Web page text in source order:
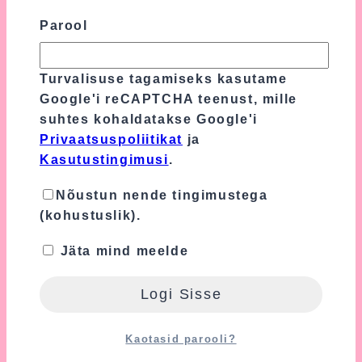
reCAPTCHA teenust, mille suhtes
kohaldatakse Google'iPrivaatsuspoliitikat
Kasutustingimusi.
Nõustun nende tingimustega
(kohustuslik).
Seotud tooted
Parool
Turvalisuse tagamiseks kasutame
Google'i reCAPTCHA teenust, mille
suhtes kohaldatakse Google'i
Privaatsuspoliitikat ja
Kasutustingimusi.
Nõustun nende tingimustega
(kohustuslik).
Jäta mind meelde
Kaotasid parooli?